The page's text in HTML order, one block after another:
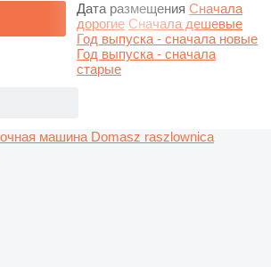
Дата размещения Сначала
дорогие Сначала дешевые
Год выпуска - сначала новые
Год выпуска - сначала
старые